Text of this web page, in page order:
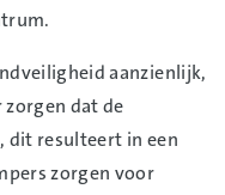
aanzienlijk,
zorgen dat de
dit resulteert in een
zorgen voor